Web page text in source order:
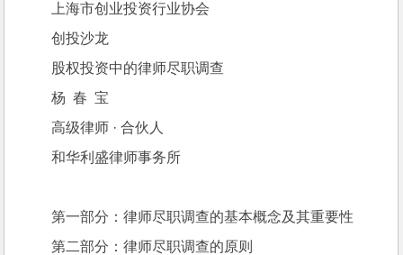
上海市创业投资行业协会
创投沙龙
股权投资中的律师尽职调查
杨  春  宝
高级律师 · 合伙人
和华利盛律师事务所
第一部分：律师尽职调查的基本概念及其重要性
第二部分：律师尽职调查的原则